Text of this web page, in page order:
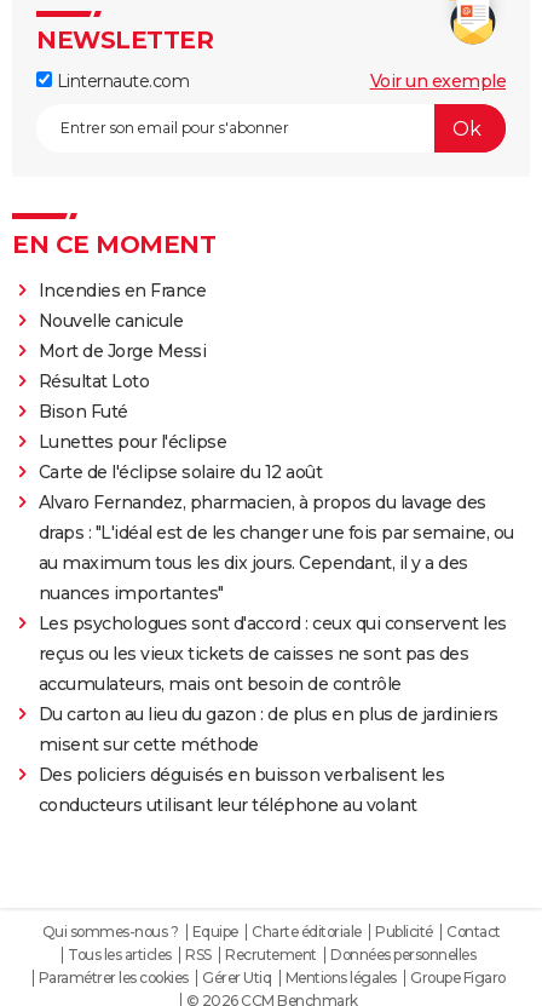
NEWSLETTER
Linternaute.com Voir un exemple
EN CE MOMENT
Incendies en France
Nouvelle canicule
Mort de Jorge Messi
Résultat Loto
Bison Futé
Lunettes pour l'éclipse
Carte de l'éclipse solaire du 12 août
Alvaro Fernandez, pharmacien, à propos du lavage des
draps : "L'idéal est de les changer une fois par semaine, ou
au maximum tous les dix jours. Cependant, il y a des
nuances importantes"
Les psychologues sont d'accord : ceux qui conservent les
reçus ou les vieux tickets de caisses ne sont pas des
accumulateurs, mais ont besoin de contrôle
Du carton au lieu du gazon : de plus en plus de jardiniers
misent sur cette méthode
Des policiers déguisés en buisson verbalisent les
conducteurs utilisant leur téléphone au volant
Qui sommes-nous ? Equipe Charte éditoriale Publicité
Contact
Tous les articles
RSS Recrutement
Données personnelles
Paramétrer les cookies
Gérer Utiq Mentions légales
Groupe Figaro
© 2026 CCM Benchmark